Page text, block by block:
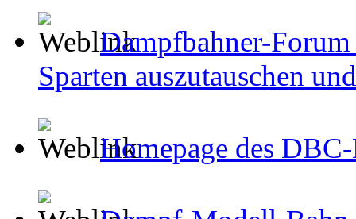
Dampfbahner-
Sparten auszutauschen
Homepage des